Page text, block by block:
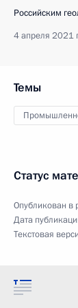
Российским
4 апреля 2021
Темы
Статус
Опубликован в
Дата
Текстовая